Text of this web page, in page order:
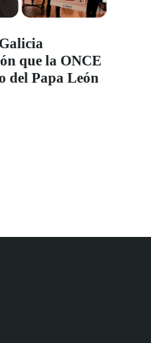
que la ONCE
del Papa León